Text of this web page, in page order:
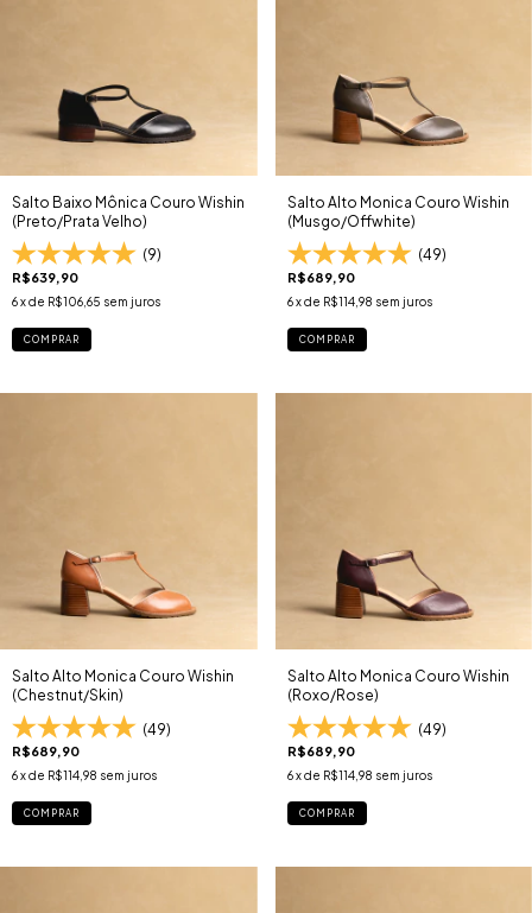
Salto Baixo Mônica Couro Wishin
(Preto/Prata Velho)
(9)
R$639,90
6x de R$106,65 sem juros
COMPRAR
Salto Alto Monica Couro Wishin
(Musgo/Offwhite)
(49)
R$689,90
6 x de R$114,98 sem juros
COMPRAR
Salto Alto Monica Couro Wishin
(Chestnut/Skin)
(49)
R$689,90
6x de R$114,98 sem juros
COMPRAR
Salto Alto Monica Couro Wishin
(Roxo/Rose)
(49)
R$689,90
6 x de R$114,98 sem juros
COMPRAR